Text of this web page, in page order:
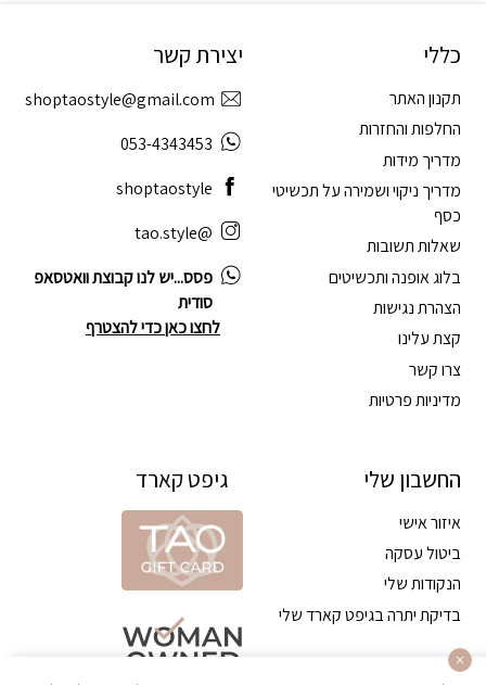
כללי
תקנון האתר
החלפות והחזרות
מדריך מידות
מדריך ניקוי ושמירה על תכשיטי
כסף
שאלות תשובות
בלוג אופנה ותכשיטים
הצהרת נגישות
קצת עלינו
צרו קשר
מדיניות פרטיות
החשבון שלי
איזור אישי
ביטול עסקה
הנקודות שלי
בדיקת יתרה בגיפט קארד שלי
יצירת קשר
shoptaostyle@gmail.com
053-4343453
shoptaostyle
@tao.style
פסס...יש לנו קבוצת וואטסאפ
סודית
לחצו כאן כדי להצטרף
גיפט קארד